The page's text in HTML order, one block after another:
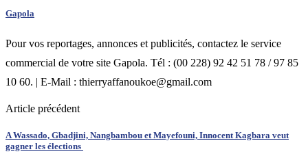
Gapola
Pour vos reportages, annonces et publicités, contactez le service
commercial de votre site Gapola. Tél : (00 228) 92 42 51 78 / 97 85
10 60. | E-Mail : thierryaffanoukoe@gmail.com
Article précédent
A Wassado, Gbadjini, Nangbambou et Mayefouni, Innocent Kagbara veut
gagner les élections